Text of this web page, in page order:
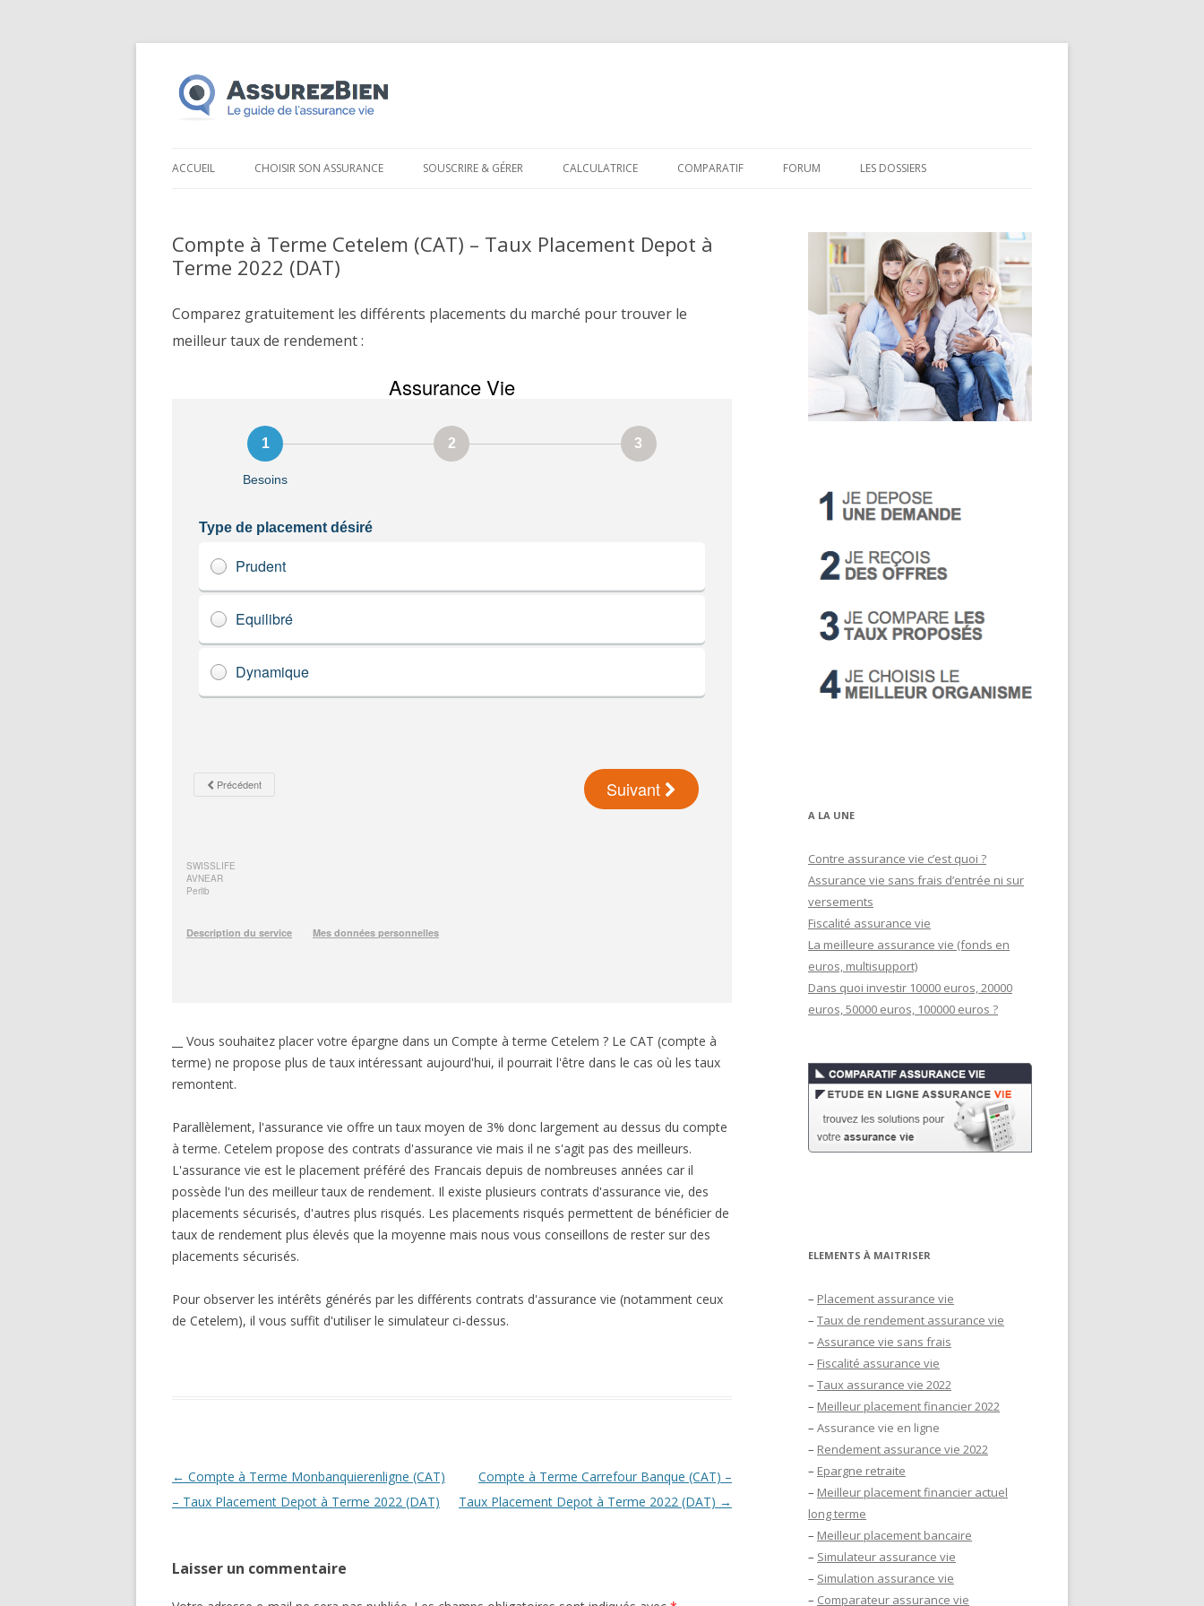
au
ACCUEIL CHOISIR SON ASSURANCE SOUSCRIRE & GÉRER CALCULATRICE COMPARATIF FORUM LES DOSSIERS
CODEVI
COMPTE À TERME
CSL
LDD
LEP
PEL
PERP
Compte à Terme Cetelem (CAT) – Taux Placement Depot à
Terme 2022 (DAT)
Comparez gratuitement les différents placements du marché pour trouver le
meilleur taux de rendement :
__ Vous souhaitez placer votre épargne dans un Compte à terme Cetelem ? Le CAT (compte à
terme) ne propose plus de taux intéressant aujourd'hui, il pourrait l'être dans le cas où les taux
remontent.
Parallèlement, l'assurance vie offre un taux moyen de 3% donc largement au dessus du compte
à terme. Cetelem propose des contrats d'assurance vie mais il ne s'agit pas des meilleurs.
L'assurance vie est le placement préféré des Francais depuis de nombreuses années car il
possède l'un des meilleur taux de rendement. Il existe plusieurs contrats d'assurance vie, des
placements sécurisés, d'autres plus risqués. Les placements risqués permettent de bénéficier de
taux de rendement plus élevés que la moyenne mais nous vous conseillons de rester sur des
placements sécurisés.
Pour observer les intérêts générés par les différents contrats d'assurance vie (notamment ceux
de Cetelem), il vous suffit d'utiliser le simulateur ci-dessus.
Navigation
des
← Compte à Terme Monbanquierenligne (CAT)
– Taux Placement Depot à Terme 2022 (DAT)
Compte à Terme Carrefour Banque (CAT) –
Taux Placement Depot à Terme 2022 (DAT) →
Laisser un commentaire
A LA UNE
Contre assurance vie c’est quoi ?
Assurance vie sans frais d’entrée ni sur
versements
Fiscalité assurance vie
La meilleure assurance vie (fonds en
euros, multisupport)
Dans quoi investir 10000 euros, 20000
euros, 50000 euros, 100000 euros ?
ELEMENTS À MAITRISER
– Placement assurance vie
– Taux de rendement assurance vie
– Assurance vie sans frais
– Fiscalité assurance vie
– Taux assurance vie 2022
– Meilleur placement financier 2022
– Assurance vie en ligne
– Rendement assurance vie 2022
– Epargne retraite
– Meilleur placement financier actuel
long terme
– Meilleur placement bancaire
– Simulateur assurance vie
– Simulation assurance vie
– Comparateur assurance vie